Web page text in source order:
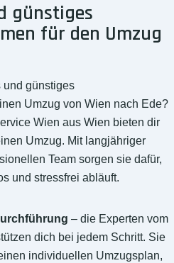
günstiges
für den Umzug
und günstiges
Umzug von Wien nach Ede?
Wien aus Wien bieten dir
Umzug. Mit langjähriger
Team sorgen sie dafür,
und stressfrei abläuft.
– die Experten vom
dich bei jedem Schritt. Sie
individuellen Umzugsplan,